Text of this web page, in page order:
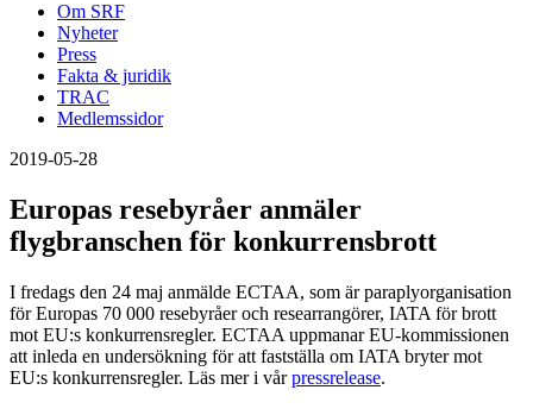
Om SRF
Nyheter
Press
Fakta & juridik
TRAC
Medlemssidor
2019-05-28
Europas resebyråer anmäler
flygbranschen för konkurrensbrott
I fredags den 24 maj anmälde ECTAA, som är paraplyorganisation
för Europas 70 000 resebyråer och researrangörer, IATA för brott
mot EU:s konkurrensregler. ECTAA uppmanar EU-kommissionen
att inleda en undersökning för att fastställa om IATA bryter mot
EU:s konkurrensregler. Läs mer i vårpressrelease.